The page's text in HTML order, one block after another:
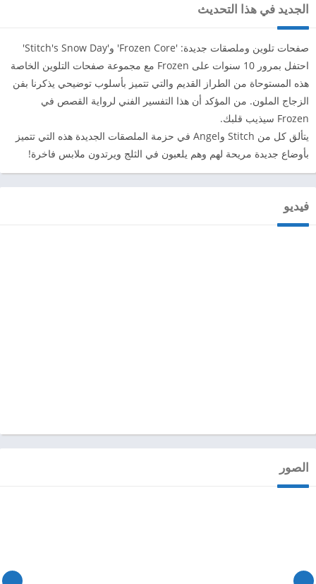
الجديد في هذا التحديث
صفحات تلوين وملصقات جديدة: 'Frozen Core' و'Stitch's Snow Day'
احتفل بمرور 10 سنوات على Frozen مع مجموعة صفحات التلوين الخاصة
هذه المستوحاة من الطراز القديم والتي تتميز بأسلوب توضيحي يذكرنا بفن
الزجاج الملون. من المؤكد أن هذا التفسير الفني لرواية القصص في
Frozen سيذيب قلبك.
يتألق كل من Stitch وAngel في حزمة الملصقات الجديدة هذه التي تتميز
بأوضاع جديدة مريحة لهم وهم يلعبون في الثلج ويرتدون ملابس فاخرة!
فيديو
الصور